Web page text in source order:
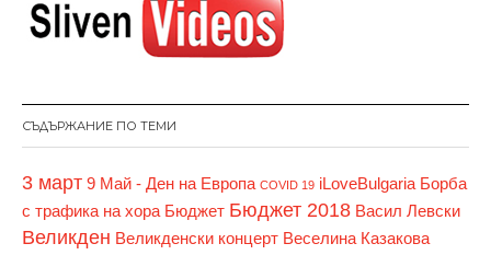
СЪДЪРЖАНИЕ ПО ТЕМИ
3 март 9 Май - Ден на Европа COVID 19 iLoveBulgaria Борба
с трафика на хора Бюджет Бюджет 2018 Васил Левски
Великден Великденски концерт Веселина Казакова